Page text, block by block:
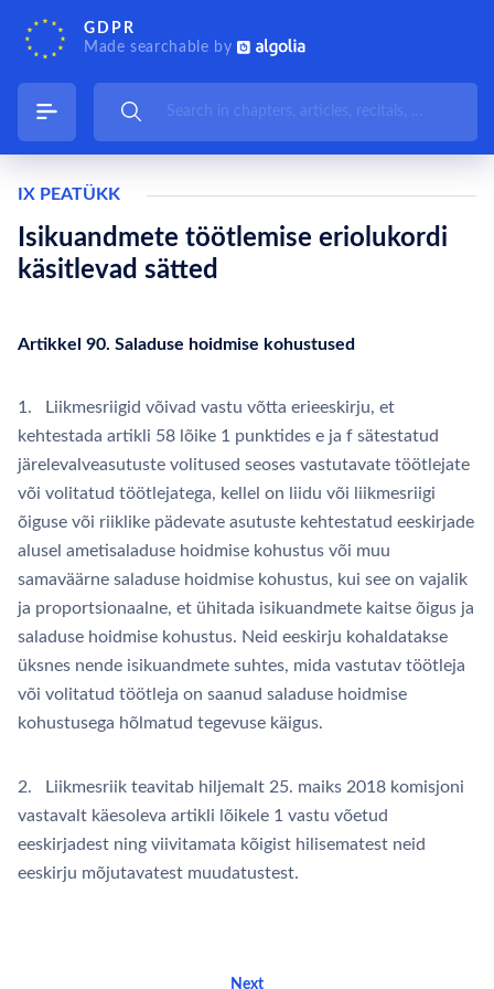
GDPR
Made searchable by
IX PEATÜKK
Isikuandmete töötlemise eriolukordi
käsitlevad sätted
Artikkel 90. Saladuse hoidmise kohustused
1. Liikmesriigid võivad vastu võtta erieeskirju, et
kehtestada artikli 58 lõike 1 punktides e ja f sätestatud
järelevalveasutuste volitused seoses vastutavate töötlejate
või volitatud töötlejatega, kellel on liidu või liikmesriigi
õiguse või riiklike pädevate asutuste kehtestatud eeskirjade
alusel ametisaladuse hoidmise kohustus või muu
samaväärne saladuse hoidmise kohustus, kui see on vajalik
ja proportsionaalne, et ühitada isikuandmete kaitse õigus ja
saladuse hoidmise kohustus. Neid eeskirju kohaldatakse
üksnes nende isikuandmete suhtes, mida vastutav töötleja
või volitatud töötleja on saanud saladuse hoidmise
kohustusega hõlmatud tegevuse käigus.
2. Liikmesriik teavitab hiljemalt 25. maiks 2018 komisjoni
vastavalt käesoleva artikli lõikele 1 vastu võetud
eeskirjadest ning viivitamata kõigist hilisematest neid
eeskirju mõjutavatest muudatustest.
Next